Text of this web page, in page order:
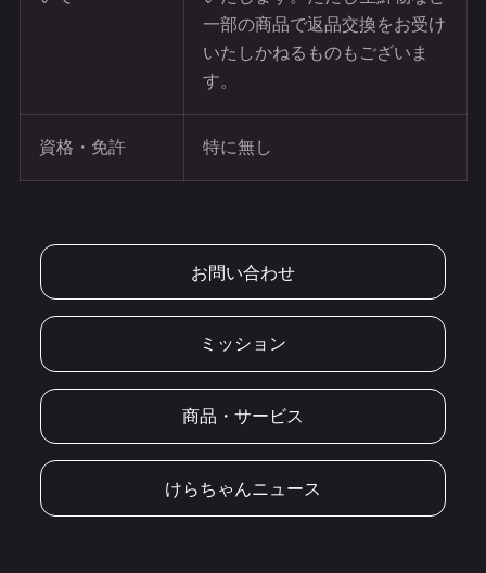
一部の商品で返品交換をお受け
いたしかねるものもございま
す。
資格・免許 特に無し
お問い合わせ
ミッション
商品・サービス
けらちゃんニュース